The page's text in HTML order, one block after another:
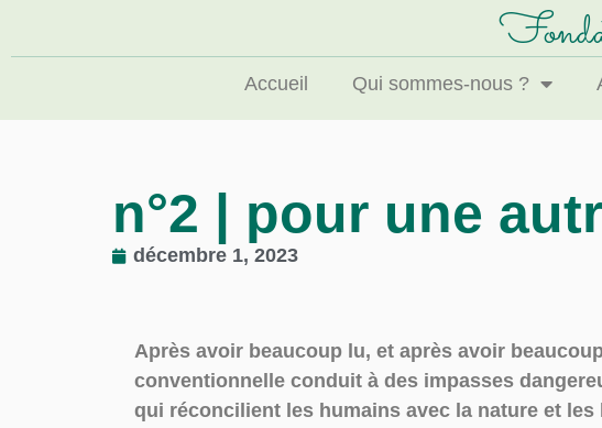
Accueil Qui sommes-nous ?
n°2 | pour une
décembre 1, 2023
Après avoir beaucoup lu, et après avoir
conventionnelle conduit à des impasses
qui réconcilient les humains avec la nature et